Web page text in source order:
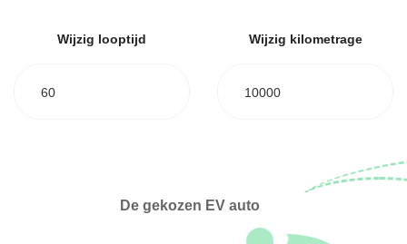
Wijzig looptijd
60
Wijzig kilometrage
10000
De gekozen EV auto